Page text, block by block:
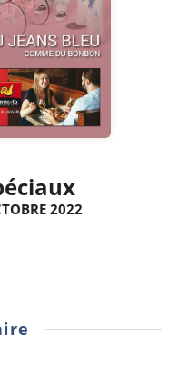
2022